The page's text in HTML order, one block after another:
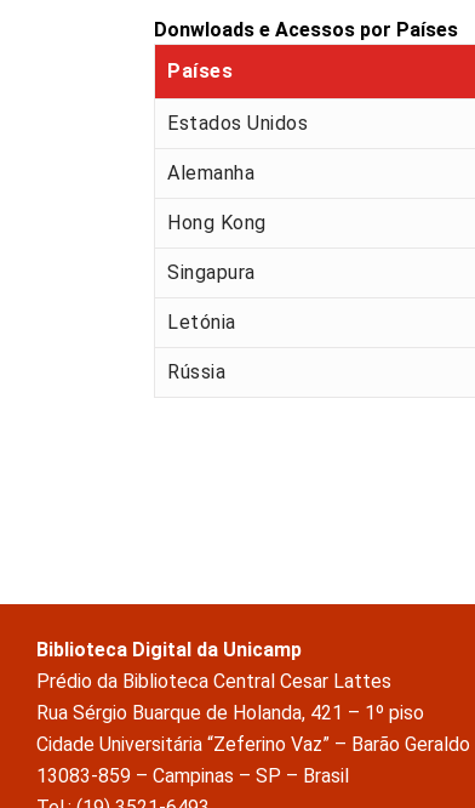
Donwloads e Acessos por Países
Países
Estados Unidos
Alemanha
Hong Kong
Singapura
Letónia
Rússia
Biblioteca Digital da Unicamp
Prédio da Biblioteca Central Cesar Lattes
Rua Sérgio Buarque de Holanda, 421 – 1º piso
Cidade Universitária “Zeferino Vaz” – Barão Geraldo
13083-859 – Campinas – SP – Brasil